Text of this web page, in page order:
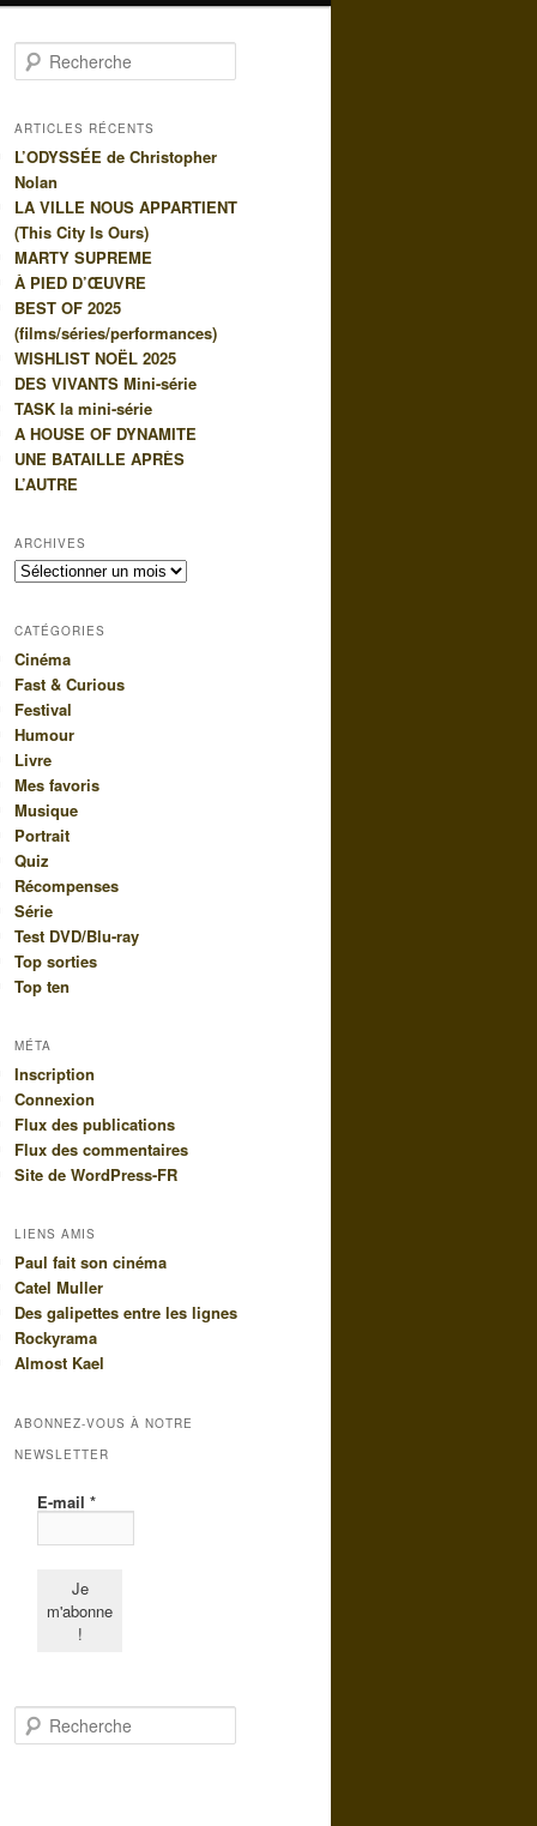
e
h
r
c
h
e
ARTICLES RÉCENTS
L’ODYSSÉE de Christopher
Nolan
LA VILLE NOUS APPARTIENT
(This City Is Ours)
MARTY SUPREME
À PIED D’ŒUVRE
BEST OF 2025
(films/séries/performances)
WISHLIST NOËL 2025
DES VIVANTS Mini-série
TASK la mini-série
A HOUSE OF DYNAMITE
UNE BATAILLE APRÈS
L’AUTRE
ARCHIVES
Archives
CATÉGORIES
Cinéma
Fast & Curious
Festival
Humour
Livre
Mes favoris
Musique
Portrait
Quiz
Récompenses
Série
Test DVD/Blu-ray
Top sorties
Top ten
MÉTA
Inscription
Connexion
Flux des publications
Flux des commentaires
Site de WordPress-FR
LIENS AMIS
Paul fait son cinéma
Catel Muller
Des galipettes entre les lignes
Rockyrama
Almost Kael
ABONNEZ-VOUS À NOTRE
NEWSLETTER
E-mail *
e